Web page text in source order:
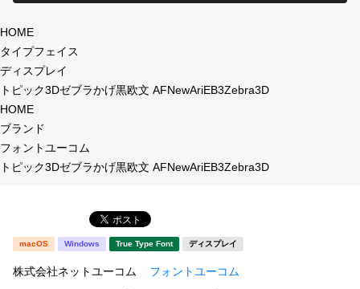
目的別フォントガイド
特集
年間ライセンス商品
新着一覧
商品名
フォント形式
タイプフェイス
明朝体
角ゴシック
HOME
タイプフェイス
ディスプレイ
トピック3Dゼブラかげ黒欧文 AFNewAriEB3Zebra3D
HOME
ブランド
フォントユーコム
トピック3Dゼブラかげ黒欧文 AFNewAriEB3Zebra3D
macOS Windows True Type Font ディスプレイ
株式会社ネットユーコム フォントユーコム